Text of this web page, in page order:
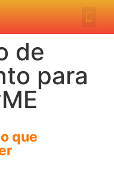
de
para
que